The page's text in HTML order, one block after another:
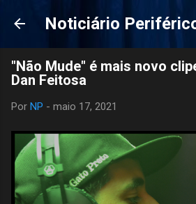
Pular para o conteúdo
Noticiário
"Não Mude" é mais novo
Dan Feitosa
Por NP - maio 17, 2021